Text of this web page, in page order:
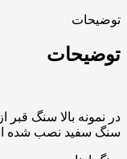
توضیحات
توضیحات
در نمونه بالا سنگ
سنگ سفید نصب شده